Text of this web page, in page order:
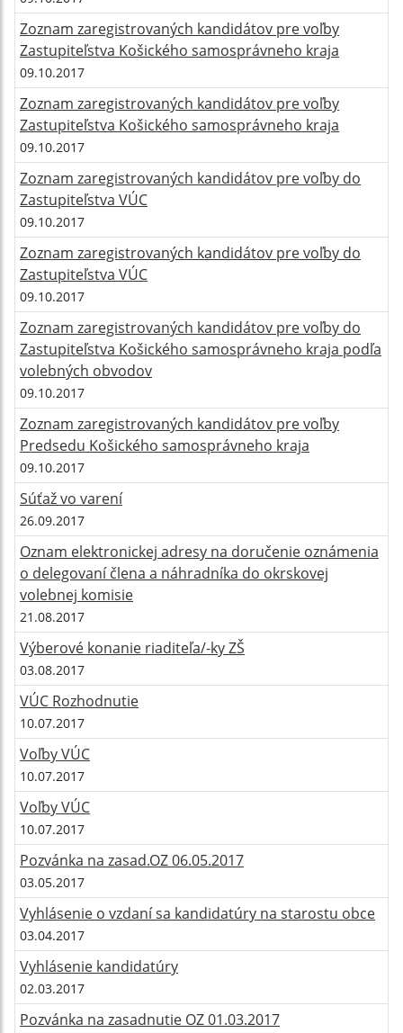
Zoznam zaregistrovaných kandidátov pre voľby
Zastupiteľstva Košického samosprávneho kraja
09.10.2017
Zoznam zaregistrovaných kandidátov pre voľby
Zastupiteľstva Košického samosprávneho kraja
09.10.2017
Zoznam zaregistrovaných kandidátov pre voľby do
Zastupiteľstva VÚC
09.10.2017
Zoznam zaregistrovaných kandidátov pre voľby do
Zastupiteľstva VÚC
09.10.2017
Zoznam zaregistrovaných kandidátov pre voľby do
Zastupiteľstva Košického samosprávneho kraja podľa
volebných obvodov
09.10.2017
Zoznam zaregistrovaných kandidátov pre voľby
Predsedu Košického samosprávneho kraja
09.10.2017
Súťaž vo varení
26.09.2017
Oznam elektronickej adresy na doručenie oznámenia
o delegovaní člena a náhradníka do okrskovej
volebnej komisie
21.08.2017
Výberové konanie riaditeľa/-ky ZŠ
03.08.2017
VÚC Rozhodnutie
10.07.2017
Voľby VÚC
10.07.2017
Voľby VÚC
10.07.2017
Pozvánka na zasad.OZ 06.05.2017
03.05.2017
Vyhlásenie o vzdaní sa kandidatúry na starostu obce
03.04.2017
Vyhlásenie kandidatúry
02.03.2017
Pozvánka na zasadnutie OZ 01.03.2017